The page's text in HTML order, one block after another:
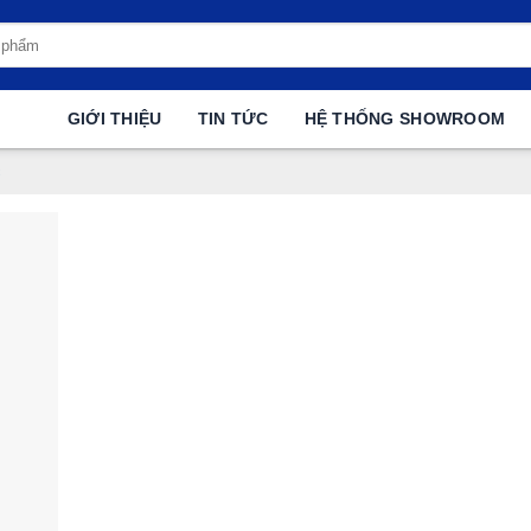
GIỚI THIỆU TIN TỨC HỆ THỐNG SHOWROOM